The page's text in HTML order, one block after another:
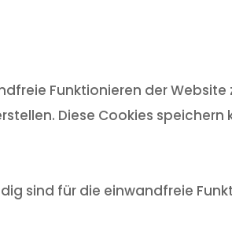
Funktionieren der
Diese Cookies
sind für die einwandfreie